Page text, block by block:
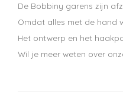
De Bobbiny garens zijn
Omdat alles met de hand
Het ontwerp en het
Wil je meer weten over